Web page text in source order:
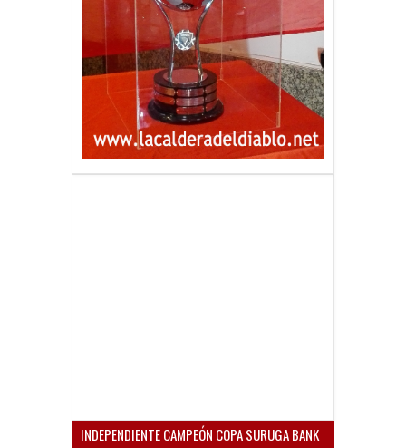
INDEPENDIENTE CAMPEÓN COPA SURUGA BANK